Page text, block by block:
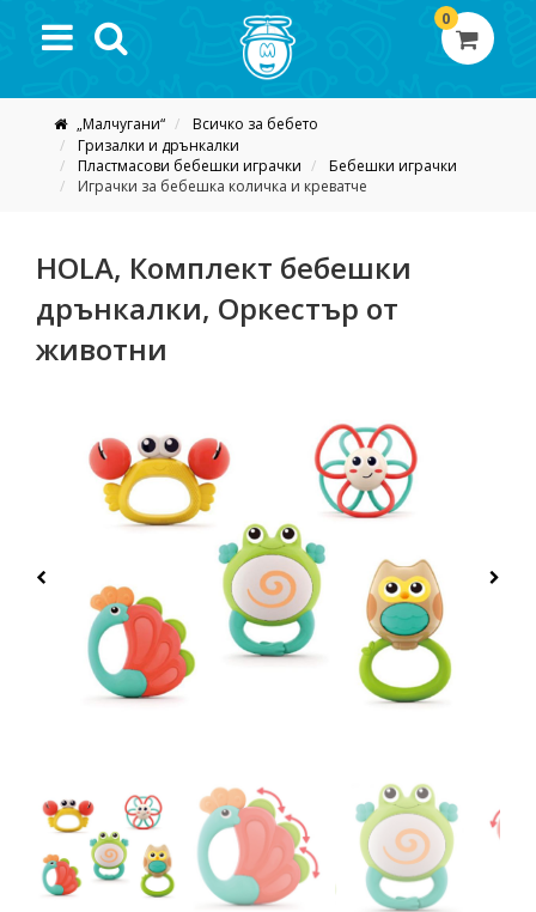
0
„Малчугани“
Всичко за бебето
Гризалки и дрънкалки
Пластмасови бебешки играчки
Бебешки играчки
Играчки за бебешка количка и креватче
HOLA, Комплект бебешки
дрънкалки, Оркестър от
животни